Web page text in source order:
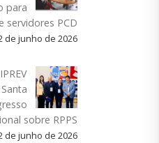
para
servidores PCD
de junho de 2026
sobre RPPS
de junho de 2026